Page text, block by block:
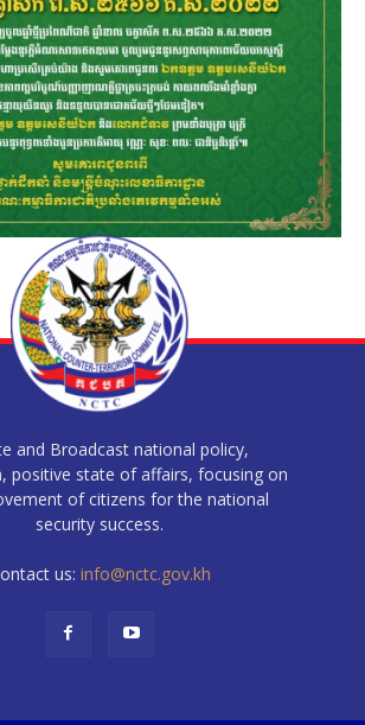
and Broadcast national policy,
positive state of affairs, focusing on
of citizens for the national
security success.
us: info@nctc.gov.kh